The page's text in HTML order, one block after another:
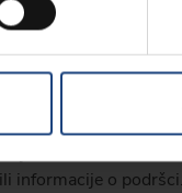
marketinške SMS
lokalnim
o